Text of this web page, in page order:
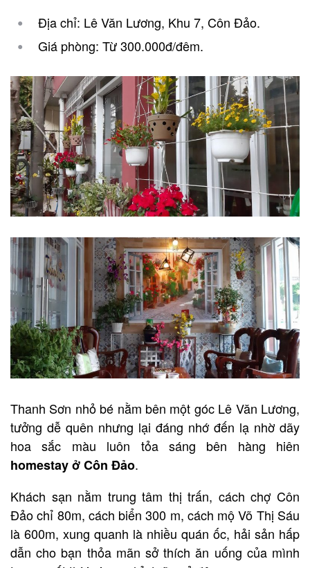
Địa chỉ: Lê Văn Lương, Khu 7, Côn Đảo.
Giá phòng: Từ 300.000đ/đêm.
Thanh Sơn nhỏ bé nằm bên một góc Lê Văn Lương,
tưởng dễ quên nhưng lại đáng nhớ đến lạ nhờ dãy
hoa sắc màu luôn tỏa sáng bên hàng hiên
homestay ở Côn Đảo.
Khách sạn nằm trung tâm thị trấn, cách chợ Côn
Đảo chỉ 80m, cách biển 300 m, cách mộ Võ Thị Sáu
là 600m, xung quanh là nhiều quán ốc, hải sản hấp
dẫn cho bạn thỏa mãn sở thích ăn uống của mình